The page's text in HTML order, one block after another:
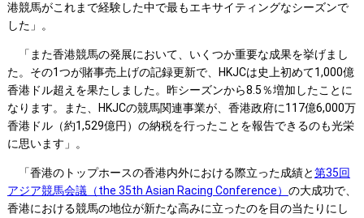
港競馬がこれまで経験した中で最もエキサイティングなシーズンで
した」。
「また香港競馬の発展において、いくつか重要な成果を挙げまし
た。その1つが賭事売上げの記録更新で、HKJCは史上初めて1,000億
香港ドル超えを果たしました。昨シーズンから8.5％増加したことに
なります。また、HKJCの競馬関連事業が、香港政府に117億6,000万
香港ドル（約1,529億円）の納税を行ったことを報告できるのも光栄
に思います」。
「香港のトップホースの香港内外における際立った成績と第35回
アジア競馬会議（the 35th Asian Racing Conference） の大成功で、
香港における競馬の地位が新たな高みに立ったのを目の当たりにし